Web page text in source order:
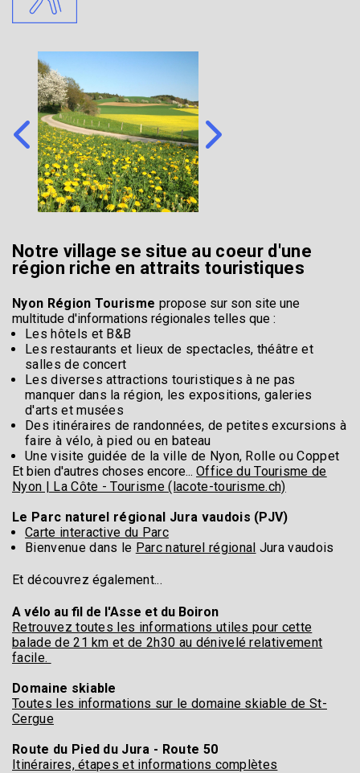
Notre village se situe au coeur d'une
région riche en attraits touristiques
Nyon Région Tourisme propose sur son site une
multitude d'informations régionales telles que :
Les hôtels et B&B
Les restaurants et lieux de spectacles, théâtre et
salles de concert
Les diverses attractions touristiques à ne pas
manquer dans la région, les expositions, galeries
d'arts et musées
Des itinéraires de randonnées, de petites excursions à
faire à vélo, à pied ou en bateau
Une visite guidée de la ville de Nyon, Rolle ou Coppet
Et bien d'autres choses encore... Office du Tourisme de
Nyon | La Côte - Tourisme (lacote-tourisme.ch)
Le Parc naturel régional Jura vaudois (PJV)
Carte interactive du Parc
Bienvenue dans le Parc naturel régional Jura vaudois
Et découvrez également...
A vélo au fil de l'Asse et du Boiron
Retrouvez toutes les informations utiles pour cette
balade de 21 km et de 2h30 au dénivelé relativement
facile.
Domaine skiable
Toutes les informations sur le domaine skiable de St-
Cergue
Route du Pied du Jura - Route 50
Itinéraires, étapes et informations complètes